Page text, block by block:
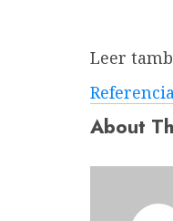
Leer
Referencia
About